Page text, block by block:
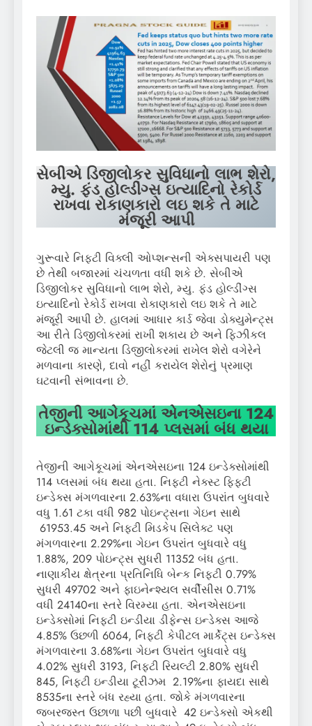
સેબીએ ડિજીલોકર સુવિધાનો લાભ શેરો,
મ્યુ. ફંડ હોલ્ડીંગ્સ ઇત્યાદિનો રેકોર્ડ
રાખવા રોકાણકારો લઇ શકે તે માટે
મંજૂરી આપી
ગુરૂવારે નિફ્ટી વિક્લી ઓપ્શન્સની એક્સપાયરી પણ
છે તેથી બજારમાં ચંચળતા વધી શકે છે. સેબીએ
ડિજીલોકર સુવિધાનો લાભ શેરો, મ્યુ. ફંડ હોલ્ડીંગ્સ
ઇત્યાદિનો રેકોર્ડ રાખવા રોકાણકારો લઇ શકે તે માટે
મંજૂરી આપી છે. હાલમાં આધાર કાર્ડ જેવા ડોક્યુમેન્ટ્સ
આ રીતે ડિજીલોકરમાં રાખી શકાય છે અને ફિઝીકલ
જેટલી જ માન્યતા ડિજીલોકરમાં રાખેલ શેરો વગેરેને
મળવાના કારણે, દાવો નહીં કરાયેલ શેરોનું પ્રમાણ
ઘટવાની સંભાવના છે.
તેજીની આગેકૂચમાં એનએસઇના 124
ઇન્ડેક્સોમાંથી 114 પ્લસમાં બંધ થયા
તેજીની આગેકૂચમાં એનએસઇના 124 ઇન્ડેક્સોમાંથી
114 પ્લસમાં બંધ થયા હતા. નિફ્ટી નેક્સ્ટ ફિફ્ટી
ઇન્ડેક્સ મંગળવારના 2.63%ના વધારા ઉપરાંત બુધવારે
વધુ 1.61 ટકા વધી 982 પોઇન્ટ્સના ગેઇન સાથે
61953.45 અને નિફ્ટી મિડકેપ સિલેક્ટ પણ
મંગળવારના 2.29%ના ગેઇન ઉપરાંત બુધવારે વધુ
1.88%, 209 પોઇન્ટ્સ સુધરી 11352 બંધ હતા.
નાણાકીય ક્ષેત્રના પ્રતિનિધિ બેન્ક નિફ્ટી 0.79%
સુધરી 49702 અને ફાઇનેન્શ્યલ સર્વીસીસ 0.71%
વધી 24140ના સ્તરે વિરમ્યા હતા. એનએસઇના
ઇન્ડેક્સોમાં નિફ્ટી ઇન્ડીયા ડીફેન્સ ઇન્ડેક્સ આજે
4.85% ઉછળી 6064, નિફ્ટી કેપીટલ માર્કેટ્સ ઇન્ડેક્સ
મંગળવારના 3.68%ના ગેઇન ઉપરાંત બુધવારે વધુ
4.02% સુધરી 3193, નિફ્ટી રિયલ્ટી 2.80% સુધરી
845, નિફ્ટી ઇન્ડીયા ટૂરીઝમ 2.19%ના ફાયદા સાથે
8535ના સ્તરે બંધ રહ્યા હતા. જોકે મંગળવારના
જબરજસ્ત ઉછાળા પછી બુધવારે 42 ઇન્ડેક્સો એકથી